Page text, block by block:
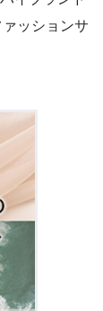
ッションサ